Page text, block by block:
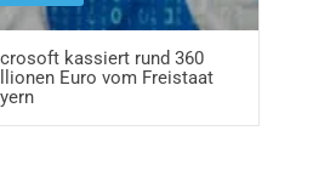
kassiert rund 360
Euro vom Freistaat